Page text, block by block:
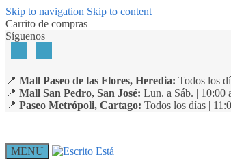
Skip to navigation Skip to content
Carrito de compras
Síguenos
📍 Mall Paseo de las Flores, Heredia: Todos los
📍 Mall San Pedro, San José: Lun. a Sáb. | 10:00
📍 Paseo Metrópoli, Cartago: Todos los días |
MENU